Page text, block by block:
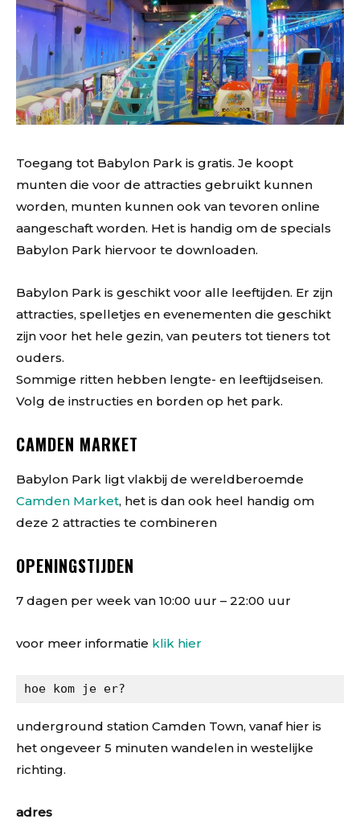
Toegang tot Babylon Park is gratis. Je koopt
munten die voor de attracties gebruikt kunnen
worden, munten kunnen ook van tevoren online
aangeschaft worden. Het is handig om de specials
Babylon Park hiervoor te downloaden.
Babylon Park is geschikt voor alle leeftijden. Er zijn
attracties, spelletjes en evenementen die geschikt
zijn voor het hele gezin, van peuters tot tieners tot
ouders.
Sommige ritten hebben lengte- en leeftijdseisen.
Volg de instructies en borden op het park.
CAMDEN MARKET
Babylon Park ligt vlakbij de wereldberoemde
Camden Market, het is dan ook heel handig om
deze 2 attracties te combineren
OPENINGSTIJDEN
7 dagen per week van 10:00 uur – 22:00 uur
voor meer informatie klik hier
hoe kom je er?
underground station Camden Town, vanaf hier is
het ongeveer 5 minuten wandelen in westelijke
richting.
adres